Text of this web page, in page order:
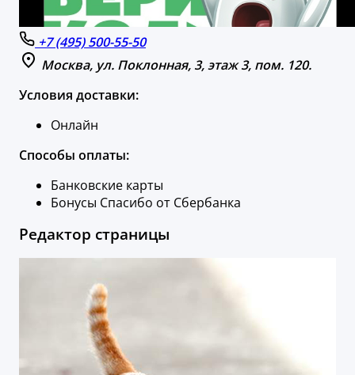
+7 (495) 500-55-50
Москва, ул. Поклонная, 3, этаж 3, пом. 120.
Условия доставки:
Онлайн
Способы оплаты:
Банковские карты
Бонусы Спасибо от Сбербанка
Редактор страницы